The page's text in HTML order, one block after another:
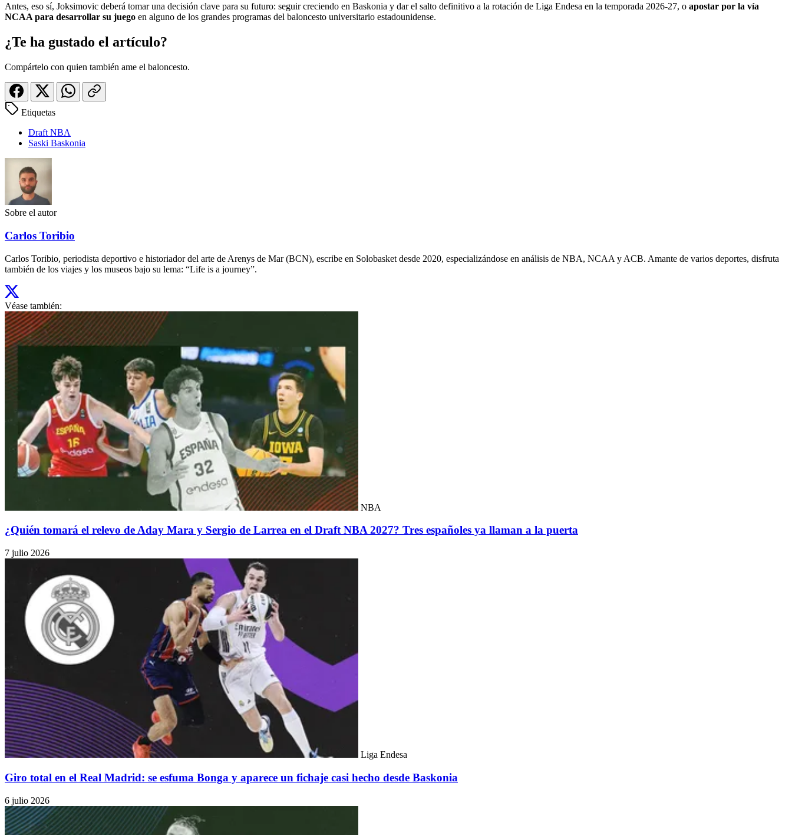
Antes, eso sí, Joksimovic deberá tomar una decisión clave para su futuro: seguir creciendo en Baskonia y dar el salto definitivo a la rotación de Liga Endesa en la temporada 2026-27, o apostar por la vía
NCAA para desarrollar su juego en alguno de los grandes programas del baloncesto universitario estadounidense.
¿Te ha gustado el artículo?
Compártelo con quien también ame el baloncesto.
Etiquetas
Draft NBA
Saski Baskonia
Sobre el autor
Carlos Toribio
Carlos Toribio, periodista deportivo e historiador del arte de Arenys de Mar (BCN), escribe en Solobasket desde 2020, especializándose en análisis de NBA, NCAA y ACB. Amante de varios deportes, disfruta
también de los viajes y los museos bajo su lema: “Life is a journey”.
Véase también:
NBA
¿Quién tomará el relevo de Aday Mara y Sergio de Larrea en el Draft NBA 2027? Tres españoles ya llaman a la puerta
7 julio 2026
Liga Endesa
Giro total en el Real Madrid: se esfuma Bonga y aparece un fichaje casi hecho desde Baskonia
6 julio 2026